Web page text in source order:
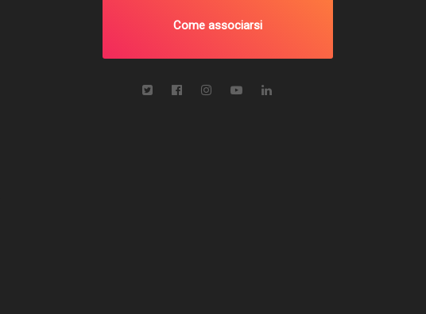
Come associarsi